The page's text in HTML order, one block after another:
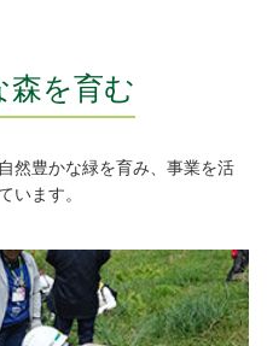
森を育む
然豊かな緑を育み、事業を活
います。